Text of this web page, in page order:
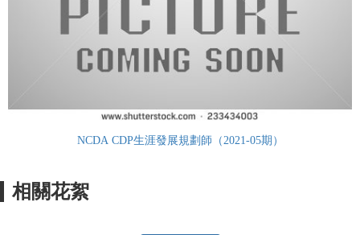
NCDA CDP生涯發展規劃師（2021-05期）
相關花絮